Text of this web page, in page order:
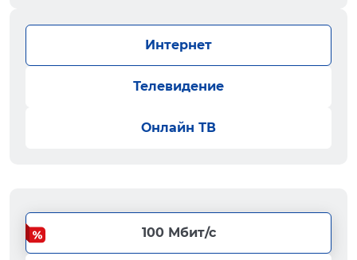
Интернет
Телевидение
Онлайн ТВ
100 Мбит/с